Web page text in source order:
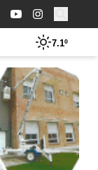
Buscar:
7.1º